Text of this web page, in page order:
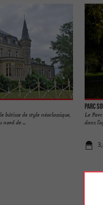
de style néoclassique,
nord de ...
Parc
Le
dans